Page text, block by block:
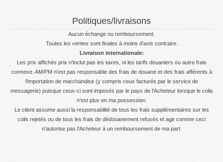
Politiques/livraisons
Aucun échange ou remboursement.
Toutes les ventes sont finales à moins d'avis contraire.
Livraison internationale:
Les prix affichés prix n'inclut pas les taxes, ni les tarifs douaniers ou autre frais
connexe. AM/PM n'est pas responsable des frais de douane et des frais afférents à
l'importation de marchandise (y compris ceux facturés par le service de
messagerie) puisque ceux-ci sont imposés par le pays de l'Acheteur lorsque le colis
n'est plus en ma possession.
Le client assume aussi la responsabilité de tous les frais supplémentaires sur les
colis rejetés ou de tous les frais de dédouanement refusés et agir comme ceci
n'autorise pas l'Acheteur à un remboursement de ma part.